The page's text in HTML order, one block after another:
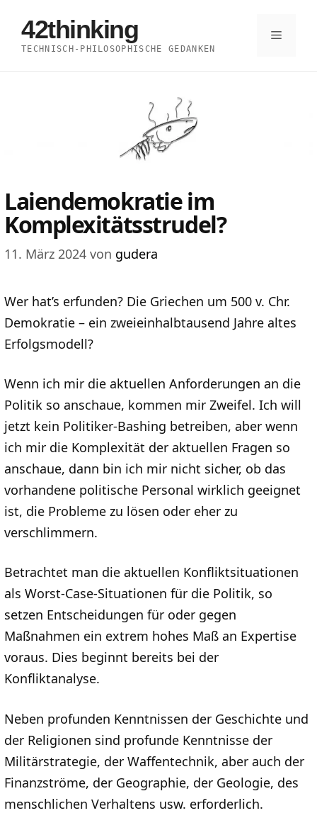
Inhalt
springen
42thinking
TECHNISCH-PHILOSOPHISCHE GEDANKEN
Menü
Laiendemokratie im
Komplexitätsstrudel?
11. März 2024 von gudera
Wer hat’s erfunden? Die Griechen um 500 v. Chr.
Demokratie – ein zweieinhalbtausend Jahre altes
Erfolgsmodell?
Wenn ich mir die aktuellen Anforderungen an die
Politik so anschaue, kommen mir Zweifel. Ich will
jetzt kein Politiker-Bashing betreiben, aber wenn
ich mir die Komplexität der aktuellen Fragen so
anschaue, dann bin ich mir nicht sicher, ob das
vorhandene politische Personal wirklich geeignet
ist, die Probleme zu lösen oder eher zu
verschlimmern.
Betrachtet man die aktuellen Konfliktsituationen
als Worst-Case-Situationen für die Politik, so
setzen Entscheidungen für oder gegen
Maßnahmen ein extrem hohes Maß an Expertise
voraus. Dies beginnt bereits bei der
Konfliktanalyse.
Neben profunden Kenntnissen der Geschichte und
der Religionen sind profunde Kenntnisse der
Militärstrategie, der Waffentechnik, aber auch der
Finanzströme, der Geographie, der Geologie, des
menschlichen Verhaltens usw. erforderlich.